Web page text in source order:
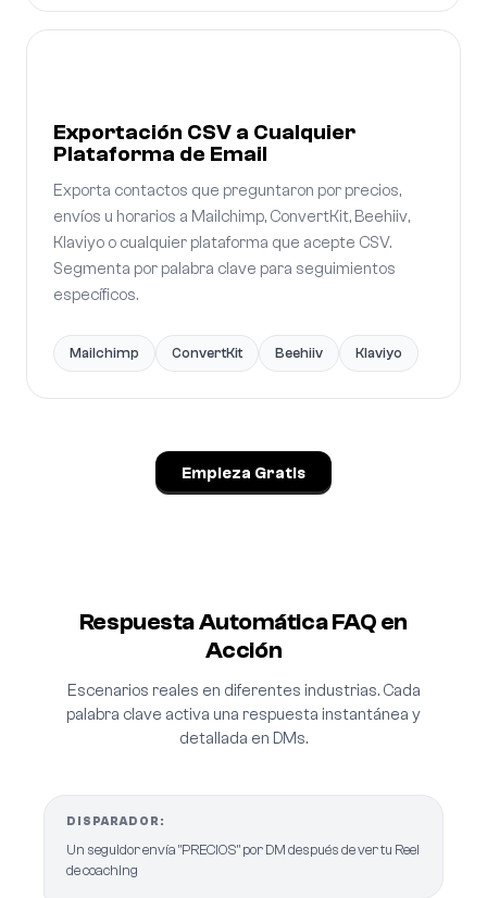
Exportación CSV a Cualquier
Plataforma de Email
Exporta contactos que preguntaron por precios,
envíos u horarios a Mailchimp, ConvertKit, Beehiiv,
Klaviyo o cualquier plataforma que acepte CSV.
Segmenta por palabra clave para seguimientos
específicos.
Mailchimp ConvertKit Beehiiv Klaviyo
Empieza Gratis
Respuesta Automática FAQ en
Acción
Escenarios reales en diferentes industrias. Cada
palabra clave activa una respuesta instantánea y
detallada en DMs.
DISPARADOR:
Un seguidor envía "PRECIOS" por DM después de ver tu Reel
de coaching